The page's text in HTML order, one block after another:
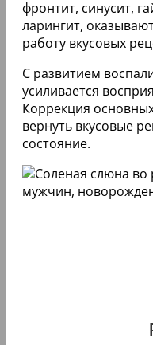
фронтит, синусит,
ларингит,
работу вкусовых
С развитием
усиливается
Коррекция
вернуть вкусовые
состояние.